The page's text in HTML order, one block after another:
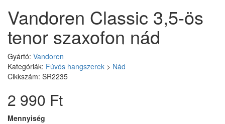
Vandoren Classic 3,5-ös
tenor szaxofon nád
Gyártó: Vandoren
Kategóriák: Fúvós hangszerek > Nád
Cikkszám: SR2235
2 990 Ft
Mennyiség